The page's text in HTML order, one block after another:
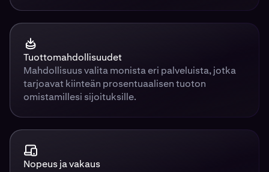
Tuottomahdollisuudet
Mahdollisuus valita monista eri palveluista, jotka
tarjoavat kiinteän prosentuaalisen tuoton
omistamillesi sijoituksille.
Nopeus ja vakaus